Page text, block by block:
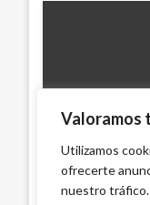
Valoramos
Utilizamos
ofrecerte
nuestro tráfico.
Un
la